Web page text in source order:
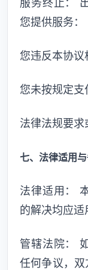
服务终止：
您提供服务：
您违反本协议
您未按规定支
法律法规要求
七、法律适用
法律适用：
的解决均应适
管辖法院：
任何争议，